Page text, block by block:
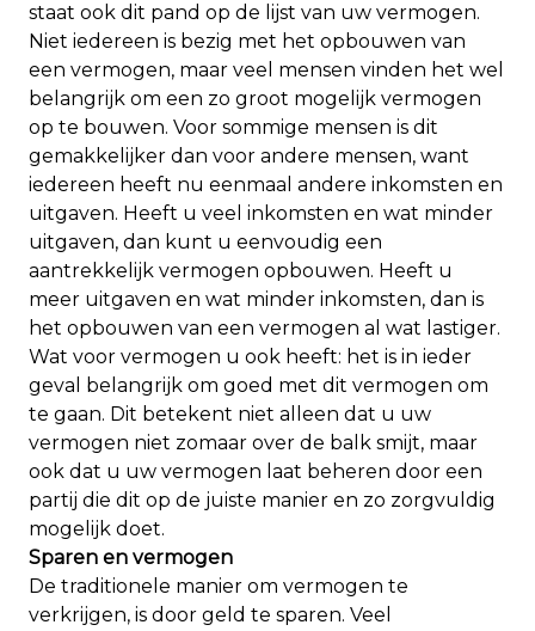
staat ook dit pand op de lijst van uw vermogen.
Niet iedereen is bezig met het opbouwen van
een vermogen, maar veel mensen vinden het wel
belangrijk om een zo groot mogelijk vermogen
op te bouwen. Voor sommige mensen is dit
gemakkelijker dan voor andere mensen, want
iedereen heeft nu eenmaal andere inkomsten en
uitgaven. Heeft u veel inkomsten en wat minder
uitgaven, dan kunt u eenvoudig een
aantrekkelijk vermogen opbouwen. Heeft u
meer uitgaven en wat minder inkomsten, dan is
het opbouwen van een vermogen al wat lastiger.
Wat voor vermogen u ook heeft: het is in ieder
geval belangrijk om goed met dit vermogen om
te gaan. Dit betekent niet alleen dat u uw
vermogen niet zomaar over de balk smijt, maar
ook dat u uw vermogen laat beheren door een
partij die dit op de juiste manier en zo zorgvuldig
mogelijk doet.
Sparen en vermogen
De traditionele manier om vermogen te
verkrijgen, is door geld te sparen. Veel